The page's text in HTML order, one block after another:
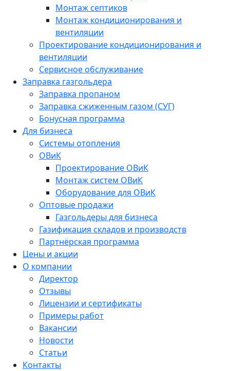
Монтаж септиков
Монтаж кондиционирования и
вентиляции
Проектирование кондиционирования и
вентиляции
Сервисное обслуживание
Заправка газгольдера
Заправка пропаном
Заправка сжиженным газом (СУГ)
Бонусная программа
Для бизнеса
Системы отопления
ОВиК
Проектирование ОВиК
Монтаж систем ОВиК
Оборудование для ОВиК
Оптовые продажи
Газгольдеры для бизнеса
Газификация складов и производств
Партнёрская программа
Цены и акции
О компании
Директор
Отзывы
Лицензии и сертификаты
Примеры работ
Вакансии
Новости
Статьи
Контакты